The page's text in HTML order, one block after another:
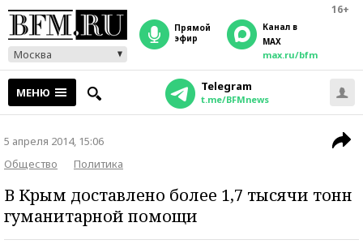
16+
Москва
прямой
эфир
Канал в
MAX
max.ru/bfm
МЕНЮ Telegram
t.me/BFMnews
5 апреля 2014, 15:06
Общество
Политика
В Крым доставлено более 1,7 тысячи тонн
гуманитарной помощи